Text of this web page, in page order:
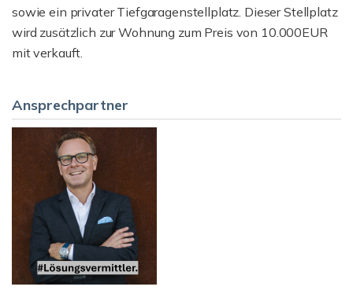
sowie ein privater Tiefgaragenstellplatz. Dieser Stellplatz
wird zusätzlich zur Wohnung zum Preis von 10.000EUR
mit verkauft.
Ansprechpartner